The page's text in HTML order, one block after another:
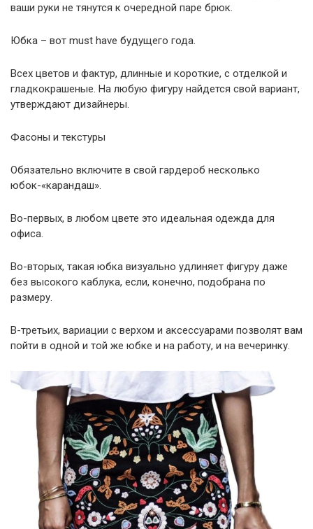
ваши руки не тянутся к очередной паре брюк.
Юбка – вот must have будущего года.
Всех цветов и фактур, длинные и короткие, с отделкой и
гладкокрашеные. На любую фигуру найдется свой вариант,
утверждают дизайнеры.
Фасоны и текстуры
Обязательно включите в свой гардероб несколько
юбок-«карандаш».
Во-первых, в любом цвете это идеальная одежда для
офиса.
Во-вторых, такая юбка визуально удлиняет фигуру даже
без высокого каблука, если, конечно, подобрана по
размеру.
В-третьих, вариации с верхом и аксессуарами позволят вам
пойти в одной и той же юбке и на работу, и на вечеринку.